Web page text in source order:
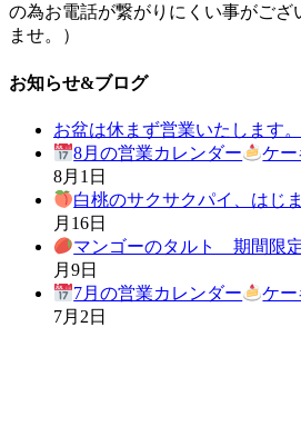
の為お電話が繋がりにくい事がござ
ませ。）
お知らせ&ブログ
お盆は休まず営業いたします。
8月の営業カレンダー
ケ
8月1日
白桃のサクサクパイ、はじ
月16日
マンゴーのタルト 期間限定
月9日
7月の営業カレンダー
ケ
7月2日